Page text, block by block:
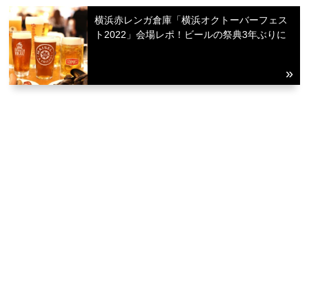
横浜赤レンガ倉庫「横浜オクトーバーフェス
ト2022」会場レポ！ビールの祭典3年ぶりに